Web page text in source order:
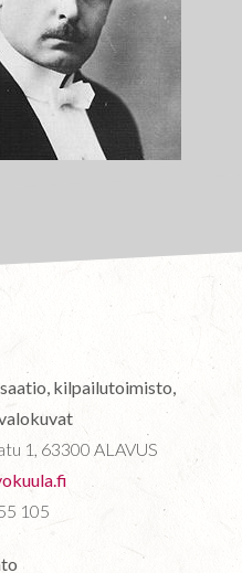
kilpailutoimisto,
1, 63300 ALAVUS
105